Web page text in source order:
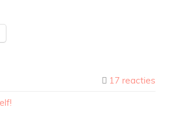
17 reacties